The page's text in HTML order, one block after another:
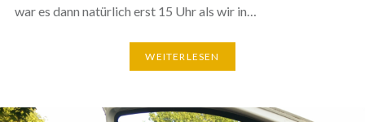
war es dann natürlich erst 15 Uhr als wir in…
WEITERLESEN